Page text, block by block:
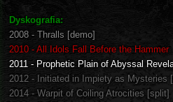
Dyskografia:
2008 - Thralls [demo]
2010 - All Idols Fall Before the Hammer
2011 - Prophetic Plain of Abyssal
2012 - Initiated in Impiety as Mysteries
2014 - Warpit of Coiling Atrocities [split]